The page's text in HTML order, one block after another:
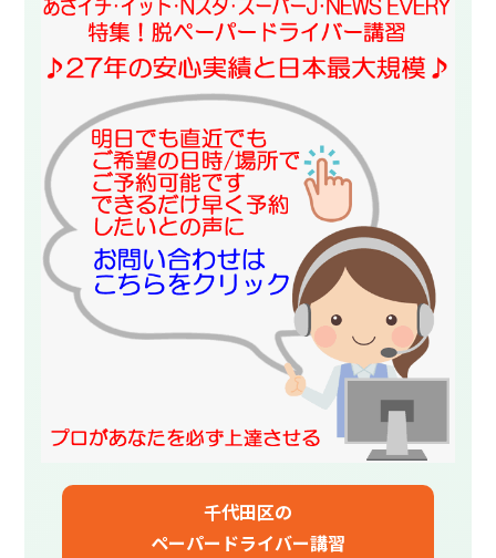
簡易補助ブレーキと
は
キャンペーン
新着情報
千代田区の
ペーパードライバー講習